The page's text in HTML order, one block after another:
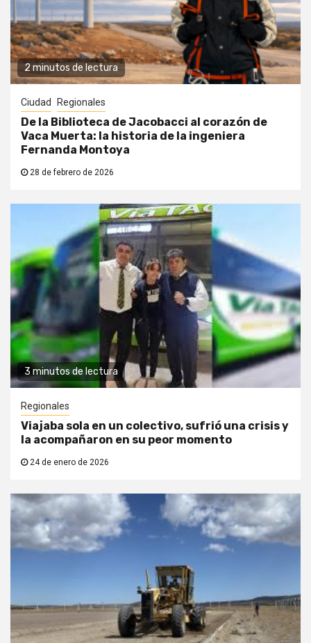
2 minutos de lectura
Ciudad Regionales
De la Biblioteca de Jacobacci al corazón de
Vaca Muerta: la historia de la ingeniera
Fernanda Montoya
28 de febrero de 2026
3 minutos de lectura
Regionales
Viajaba sola en un colectivo, sufrió una crisis y
la acompañaron en su peor momento
24 de enero de 2026